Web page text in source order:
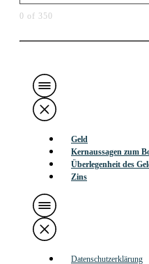
0 of 350
Geld
Kernaussagen zum
Überlegenheit des
Zins
Datenschutzerklärung